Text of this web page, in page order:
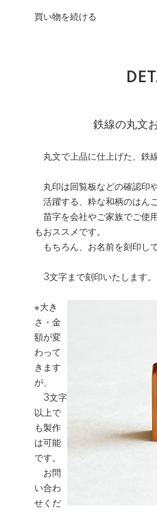
買い物を続ける
鉄線の丸文
丸文で上品に仕上げた、鉄
丸印は回覧板などの確認印
活躍する、粋な和柄のはんこ
苗字を会社やご家族でご使
もおススメです。
もちろん、お名前を刻印し
3文字まで刻印いたします。
※大き
さ・金
額が変
わって
きます
が、
3文字
以上で
も製作
は可能
です。
お問
い合わ
せくだ